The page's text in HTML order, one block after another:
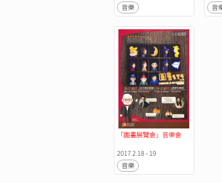
音樂
音
「圖畫展覽會」音樂會
2017.2.18 - 19
音樂